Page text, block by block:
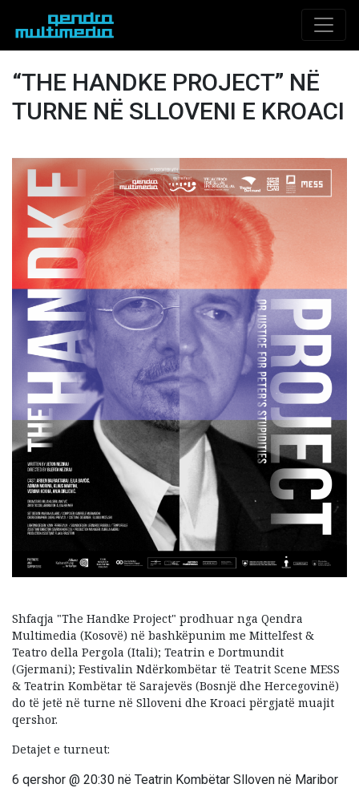
“THE HANDKE PROJECT” NË
TURNE NË SLLOVENI E KROACI
Shfaqja "The Handke Project" prodhuar nga Qendra
Multimedia (Kosovë) në bashkëpunim me Mittelfest &
Teatro della Pergola (Itali); Teatrin e Dortmundit
(Gjermani); Festivalin Ndërkombëtar të Teatrit Scene MESS
& Teatrin Kombëtar të Sarajevës (Bosnjë dhe Hercegovinë)
do të jetë në turne në Slloveni dhe Kroaci përgjatë muajit
qershor.
Detajet e turneut:
6 qershor @ 20:30 në Teatrin Kombëtar Slloven në Maribor